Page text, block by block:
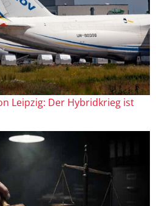
Leipzig: Der Hybridkrieg ist